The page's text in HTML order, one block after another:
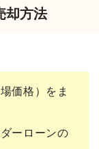
却方法
価格）をま
ーローンの